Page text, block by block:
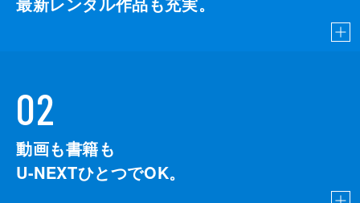
02
動画も書籍も
U-NEXTひとつでOK。